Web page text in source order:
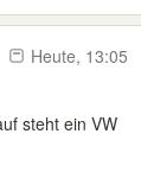
Heute, 13:05
steht ein VW